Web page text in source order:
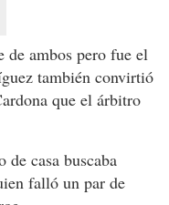
de ambos pero fue el
también convirtió
que el árbitro
casa buscaba
falló un par de